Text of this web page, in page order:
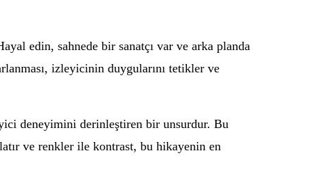
edin, sahnede bir sanatçı var ve arka planda
izleyicinin duygularını tetikler ve
deneyimini derinleştiren bir unsurdur. Bu
ve renkler ile kontrast, bu hikayenin en